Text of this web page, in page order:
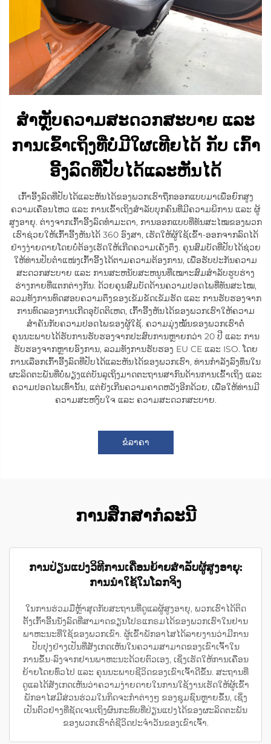
ສຳຫຼັບຄວາມສະດວກສະບາຍ ແລະ
ການເຂົ້າເຖິງທີ່ບໍ່ມີໃຜເທີຍໄດ້ ກັບ ເກົ້າ
ອີ້ງລົດທີ່ປັບໄດ້ແລະຫັນໄດ້
ເກົ້າອີ້ງລົດທີ່ປັບໄດ້ແລະຫັນໄດ້ຂອງພວກເຮົາຖືກອອກແບບມາເພື່ອຍົກສູງ
ຄວາມເຄື່ອນໄຫວ ແລະ ການເຂົ້າເຖິງສຳລັບບຸກຄົນທີ່ມີຄວາມພິການ ແລະ ຜູ້
ສູງອາຍຸ. ຕ່າງຈາກເກົ້າອີ້ງລົດທຳມະດາ, ການອອກແບບທີ່ທັນສະໄໝຂອງພວກ
ເຮົາຊ່ວຍໃຫ້ເກົ້າອີ້ງຫັນໄດ້ 360 ອົງສາ, ເຮັດໃຫ້ຜູ້ໃຊ້ເຂົ້າ-ອອກຈາກລົດໄດ້
ຢ່າງງ່າຍດາຍໂດຍບໍ່ຕ້ອງເຮັດໃຫ້ເກີດຄວາມເຄັ່ງຕຶງ. ຄຸນສົມບັດທີ່ປັບໄດ້ຊ່ວຍ
ໃຫ້ທ່ານປັບຕຳແໜ່ງເກົ້າອີ້ງໄດ້ຕາມຄວາມຕ້ອງການ, ເພື່ອຮັບປະກັນຄວາມ
ສະດວກສະບາຍ ແລະ ການສະຫນັບສະຫນູນທີ່ເໝາະສົມສຳລັບຮູບຮ່າງ
ຮ່າງກາຍທີ່ແຕກຕ່າງກັນ. ດ້ວຍຄຸນສົມບັດດ້ານຄວາມປອດໄພທີ່ທັນສະໄໝ,
ລວມທັງການທົດສອບຄວາມຕຶງຂອງເຂັມຂັດເຂັມຮັດ ແລະ ການຮັບຮອງຈາກ
ການທົດລອງການເກີດອຸບັດຕິເຫດ, ເກົ້າອີ້ງຫັນໄດ້ຂອງພວກເຮົາໃຫ້ຄວາມ
ສຳຄັນກັບຄວາມປອດໄພຂອງຜູ້ໃຊ້. ຄວາມມຸ່ງໝັ້ນຂອງພວກເຮົາຕໍ່
ຄຸນນະພາບໄດ້ຮັບການຮັບຮອງຈາກປະສົບການຫຼາຍກວ່າ 20 ປີ ແລະ ການ
ຮັບຮອງຈາກຫຼາຍອົງການ, ລວມທັງການຮັບຮອງ EU CE ແລະ ISO. ໂດຍ
ການເລືອກເກົ້າອີ້ງລົດທີ່ປັບໄດ້ແລະຫັນໄດ້ຂອງພວກເຮົາ, ທ່ານກຳລັງລົງທຶນໃນ
ຜະລິດຕະພັນທີ່ບໍ່ພຽງແຕ່ບັນລຸເຖິງມາດຕະຖານສາກົນດ້ານການເຂົ້າເຖິງ ແລະ
ຄວາມປອດໄພເທົ່ານັ້ນ, ແຕ່ຍັງເກີນຄວາມຄາດຫວັງອີກດ້ວຍ, ເພື່ອໃຫ້ທ່ານມີ
ຄວາມສະຫງົບໃຈ ແລະ ຄວາມສະດວກສະບາຍ.
ຂໍລາຄາ
ການສຶກສາກໍລະນີ
ການປ່ຽນແປງວິທີການເຄື່ອນຍ້າຍສຳລັບຜູ້ສູງອາຍຸ:
ການນຳໃຊ້ໃນໂລກຈິງ
ໃນການຮ່ວມມືຫຼ້າສຸດກັບສະຖານທີ່ດູແລຜູ້ສູງອາຍຸ, ພວກເຮົາໄດ້ຕິດ
ຕັ້ງເກົ້າອີ້ນນັ່ງລົດທີ່ສາມາດຂຽນໂປຣແກຣມໄດ້ຂອງພວກເຮົາໃນຢານ
ພາຫະນະທີ່ໃຊ້ຂອງພວກເຂົາ. ຜູ້ເຂົ້າພັກອາໄສໄດ້ລາຍງານວ່າມີການ
ປັບປຸງຢ່າງເປັນທີ່ສັງເກດເຫັນໃນຄວາມສາມາດຂອງເຂົາເຈົ້າໃນ
ການຂຶ້ນ-ລົງຈາກຢານພາຫະນະດ້ວຍຕົວເອງ, ເຊິ່ງເຮັດໃຫ້ການເຄື່ອນ
ຍ້າຍໂດຍທົ່ວໄປ ແລະ ຄຸນນະພາບຊີວິດຂອງເຂົາເຈົ້າດີຂຶ້ນ. ສະຖານທີ່
ດູແລໄດ້ສັງເກດເຫັນວ່າຄວາມງ່າຍດາຍໃນການໃຊ້ງານເຮັດໃຫ້ຜູ້ເຂົ້າ
ພັກອາໄສມີສ່ວນຮ່ວມໃນກິດຈະກຳຕ່າງໆ ຂອງຊຸມຊົນຫຼາຍຂຶ້ນ, ເຊິ່ງ
ເປັນຕົວຢ່າງທີ່ຊັດເຈນເຖິງຜົນກະທົບທີ່ປ່ຽນແປງໄດ້ຂອງຜະລິດຕະພັນ
ຂອງພວກເຮົາຕໍ່ຊີວິດປະຈຳວັນຂອງເຂົາເຈົ້າ.